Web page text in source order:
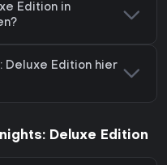
Edition in
Deluxe Edition hier
Deluxe Edition